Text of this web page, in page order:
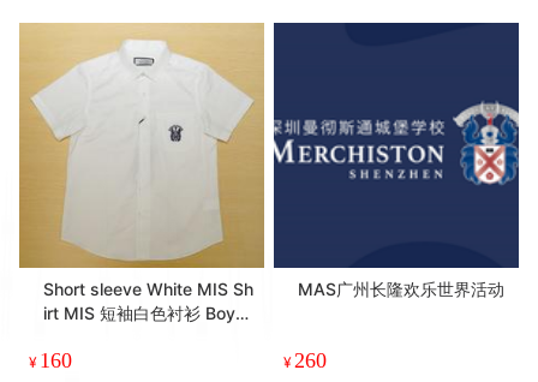
Short sleeve White MIS Sh
irt MIS 短袖白色衬衫 Boys
¥ 160
MAS广州长隆欢乐世界活动
¥260